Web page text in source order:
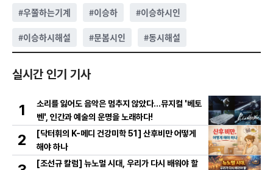
#우쭐하는기계 #이승하 #이승하시인
#이승하시해설 #문봄시인 #동시해설
실시간 인기 기사
1
소리를 잃어도 음악은 멈추지 않았다…뮤지컬 '베토
벤', 인간과 예술의 운명을 노래하다!
2
[닥터휘의 K-메디 건강미학 51] 산후비만 어떻게
해야 하나
[조선규 칼럼] 뉴노멀 시대, 우리가 다시 배워야 할